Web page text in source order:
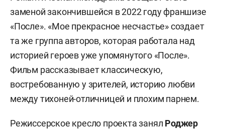
заменой закончившейся в 2022 году франшизе
«После». «Мое прекрасное несчастье» создает
та же группа авторов, которая работала над
историей героев уже упомянутого «После».
Фильм рассказывает классическую,
востребованную у зрителей, историю любви
между тихоней-отличницей и плохим парнем.
Режиссерское кресло проекта занял Роджер